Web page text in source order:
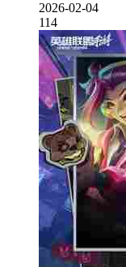
2026-02-04
114